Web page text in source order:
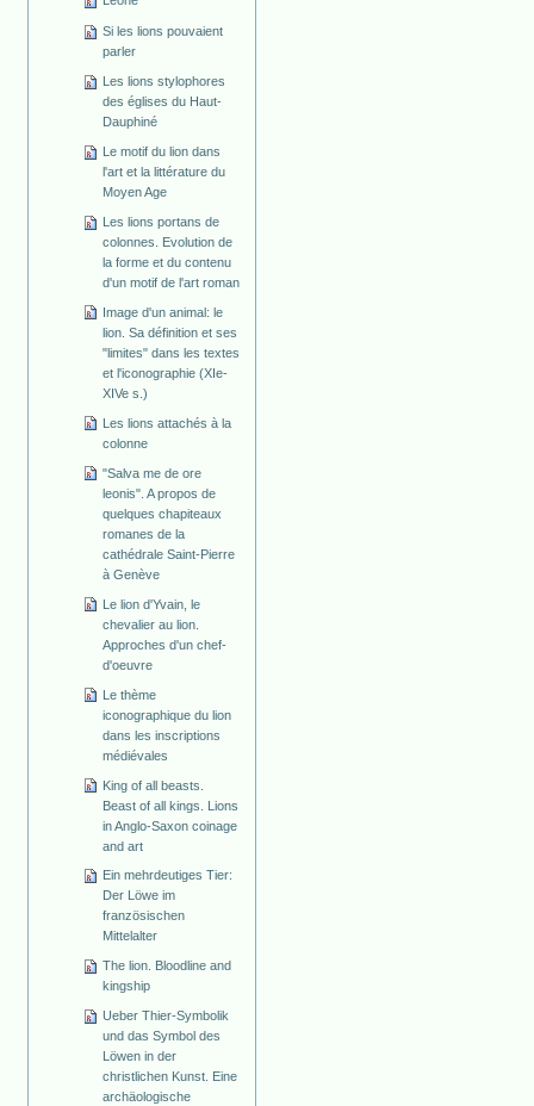
Si les lions pouvaient
parler
Les lions stylophores
des églises du Haut-
Dauphiné
Le motif du lion dans
l'art et la littérature du
Moyen Age
Les lions portans de
colonnes. Evolution de
la forme et du contenu
d'un motif de l'art roman
Image d'un animal: le
lion. Sa définition et ses
"limites" dans les textes
et l'iconographie (XIe-
XIVe s.)
Les lions attachés à la
colonne
"Salva me de ore
leonis". A propos de
quelques chapiteaux
romanes de la
cathédrale Saint-Pierre
à Genève
Le lion d'Yvain, le
chevalier au lion.
Approches d'un chef-
d'oeuvre
Le thème
iconographique du lion
dans les inscriptions
médiévales
King of all beasts.
Beast of all kings. Lions
in Anglo-Saxon coinage
and art
Ein mehrdeutiges Tier:
Der Löwe im
französischen
Mittelalter
The lion. Bloodline and
kingship
Ueber Thier-Symbolik
und das Symbol des
Löwen in der
christlichen Kunst. Eine
archäologische